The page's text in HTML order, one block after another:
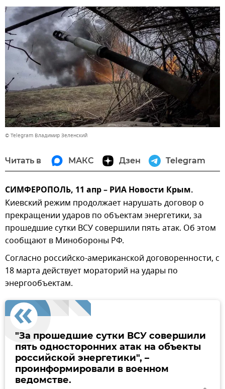
© Telegram Владимир Зеленский
Читать в МАКС Дзен Telegram
СИМФЕРОПОЛЬ, 11 апр – РИА Новости Крым.
Киевский режим продолжает нарушать договор о
прекращении ударов по объектам энергетики, за
прошедшие сутки ВСУ совершили пять атак. Об этом
сообщают в Минобороны РФ.
Согласно российско-американской договоренности, с
18 марта действует мораторий на удары по
энергообъектам.
"За прошедшие сутки ВСУ совершили
пять односторонних атак на объекты
российской энергетики", –
проинформировали в военном
ведомстве.